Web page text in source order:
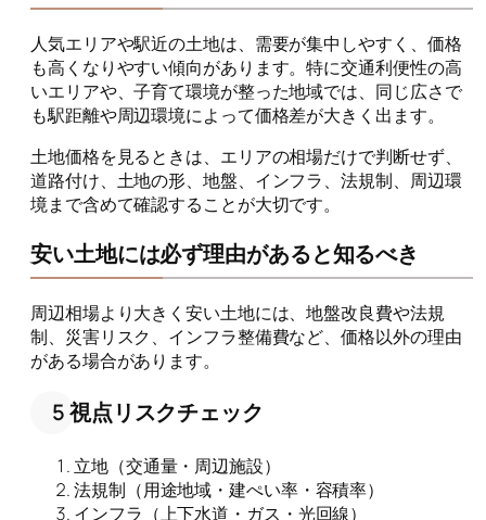
人気エリアや駅近の土地は、需要が集中しやすく、価格
も高くなりやすい傾向があります。特に交通利便性の高
いエリアや、子育て環境が整った地域では、同じ広さで
も駅距離や周辺環境によって価格差が大きく出ます。
土地価格を見るときは、エリアの相場だけで判断せず、
道路付け、土地の形、地盤、インフラ、法規制、周辺環
境まで含めて確認することが大切です。
安い土地には必ず理由があると知るべき
周辺相場より大きく安い土地には、地盤改良費や法規
制、災害リスク、インフラ整備費など、価格以外の理由
がある場合があります。
5 視点リスクチェック
立地（交通量・周辺施設）
法規制（用途地域・建ぺい率・容積率）
インフラ（上下水道・ガス・光回線）